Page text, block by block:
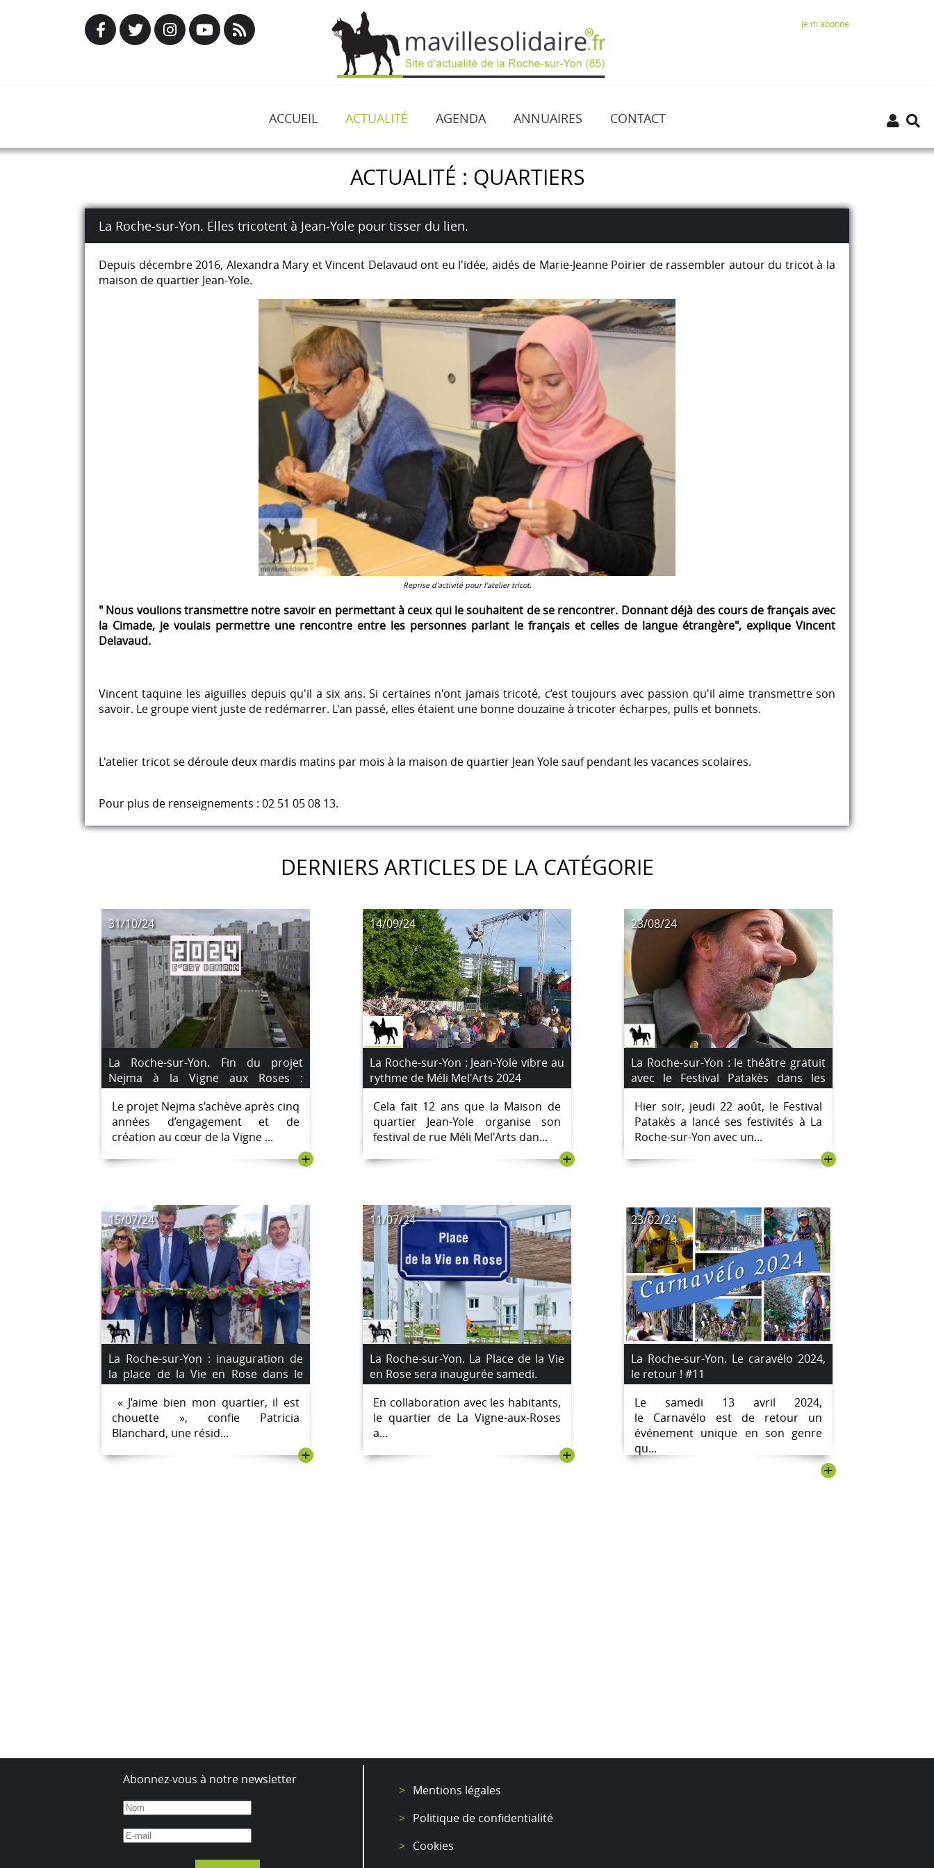
Je m'abonne
ACCUEIL ACTUALITÉ AGENDA ANNUAIRES CONTACT
ACTUALITÉ : QUARTIERS
La Roche-sur-Yon. Elles tricotent à Jean-Yole pour tisser du lien.
Depuis décembre 2016, Alexandra Mary et Vincent Delavaud ont eu l'idée, aidés de Marie-Jeanne Poirier de rassembler autour du tricot à la
maison de quartier Jean-Yole.
Reprise d'activité pour l'atelier tricot.
" Nous voulions transmettre notre savoir en permettant à ceux qui le souhaitent de se rencontrer. Donnant déjà des cours de français avec
la Cimade, je voulais permettre une rencontre entre les personnes parlant le français et celles de langue étrangère", explique Vincent
Delavaud.
Vincent taquine les aiguilles depuis qu'il a six ans. Si certaines n'ont jamais tricoté, c’est toujours avec passion qu'il aime transmettre son
savoir. Le groupe vient juste de redémarrer. L'an passé, elles étaient une bonne douzaine à tricoter écharpes, pulls et bonnets.
L'atelier tricot se déroule deux mardis matins par mois à la maison de quartier Jean Yole sauf pendant les vacances scolaires.
Pour plus de renseignements : 02 51 05 08 13.
DERNIERS ARTICLES DE LA CATÉGORIE
31/10/24
La Roche-sur-Yon. Fin du projet
Nejma à la Vigne aux Roses :
projection du film « 2024 c’est
demain ! » le vendredi 15 novembre.
Le projet Nejma s’achève après cinq
années d’engagement et de
création au cœur de la Vigne ...
+
14/09/24
La Roche-sur-Yon : Jean-Yole vibre au
rythme de Méli Mel'Arts 2024
Cela fait 12 ans que la Maison de
quartier Jean-Yole organise son
festival de rue Méli Mel'Arts dan...
+
23/08/24
La Roche-sur-Yon : le théâtre gratuit
avec le Festival Patakès dans les
quartiers a débuté hier soir à l'école
Jean Moulin
Hier soir, jeudi 22 août, le Festival
Patakès a lancé ses festivités à La
Roche-sur-Yon avec un...
+
15/07/24
La Roche-sur-Yon : inauguration de
la place de la Vie en Rose dans le
quartier de la Vigne-aux-Roses
« J’aime bien mon quartier, il est
chouette », confie Patricia
Blanchard, une résid...
+
11/07/24
La Roche-sur-Yon. La Place de la Vie
en Rose sera inaugurée samedi.
En collaboration avec les habitants,
le quartier de La Vigne-aux-Roses
a...
+
23/02/24
La Roche-sur-Yon. Le caravélo 2024,
le retour ! #11
Le samedi 13 avril 2024,
le Carnavélo est de retour un
événement unique en son genre
qu...
+
Abonnez-vous à notre newsletter
Mentions légales
Politique de confidentialité
Cookies